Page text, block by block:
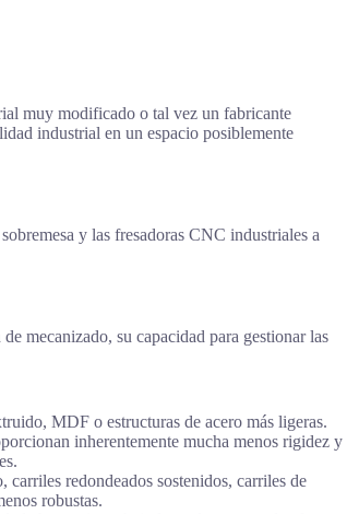
muy modificado o tal vez un fabricante
industrial en un espacio posiblemente
y las fresadoras CNC industriales a
mecanizado, su capacidad para gestionar las
MDF o estructuras de acero más ligeras.
inherentemente mucha menos rigidez y
redondeados sostenidos, carriles de
robustas.